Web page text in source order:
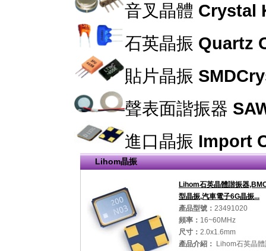
音叉晶體 Crystal
石英晶振 Quartz
貼片晶振
聲表面諧振器
進口晶振 Import
Lihom晶振
Lihom石英晶體諧振器
型晶振,汽車電子6G晶振...
產品型號： 23491020
頻率： 16~60MHz
尺寸： 2.0x1.6mm
產品介紹：
Lihom石英晶